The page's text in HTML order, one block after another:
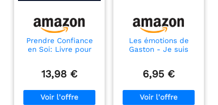
Prendre Confiance
en Soi: Livre pour
inspirantes,
et exercices
pratiques pour
13,98 €
Les émotions de
Gaston - Je suis
6,95 €